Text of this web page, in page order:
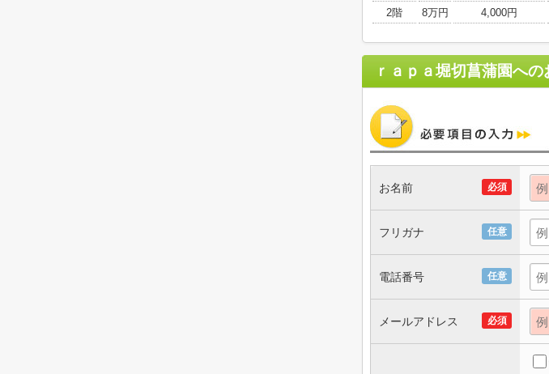
2階
8万円 4,000円
ｒａｐａ堀切菖蒲園への
必須
お名前
任意
フリガナ
任意
電話番号
必須
メールアドレス